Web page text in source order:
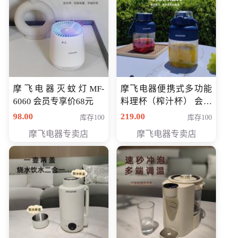
摩飞电器灭蚊灯MF-
6060 会员专享价68元
98.00
库存100
摩飞电器专卖店
摩飞电器便携式多功能
料理杯（榨汁杯） 会员
专享价118元
219.00 库存100
摩飞电器专卖店